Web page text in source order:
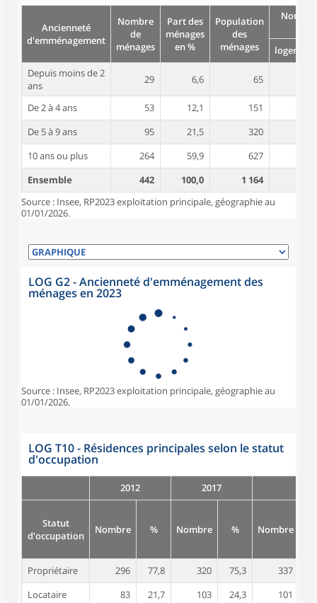
Ancienneté
d'emménagement
Nombre
de
ménages
Part des
ménages
en %
Population
des
ménages
logement
Depuis moins de 2
ans
29 6,6 65
De 2 à 4 ans 53 12,1 151
De 5 à 9 ans
95 21,5 320
10 ans ou plus
264 59,9 627
Ensemble
442 100,0 1 164
Source : Insee, RP2023 exploitation principale, géographie au
01/01/2026.
LOG G2 - Ancienneté d'emménagement des
ménages en 2023
Source : Insee, RP2023 exploitation principale, géographie au
01/01/2026.
LOG T10 - Résidences principales selon le statut
d'occupation
2012 2017
Statut
d'occupation
Nombre % Nombre % Nombre
Propriétaire 296 77,8 320 75,3 337
Locataire
83 21,7 103 24,3 101